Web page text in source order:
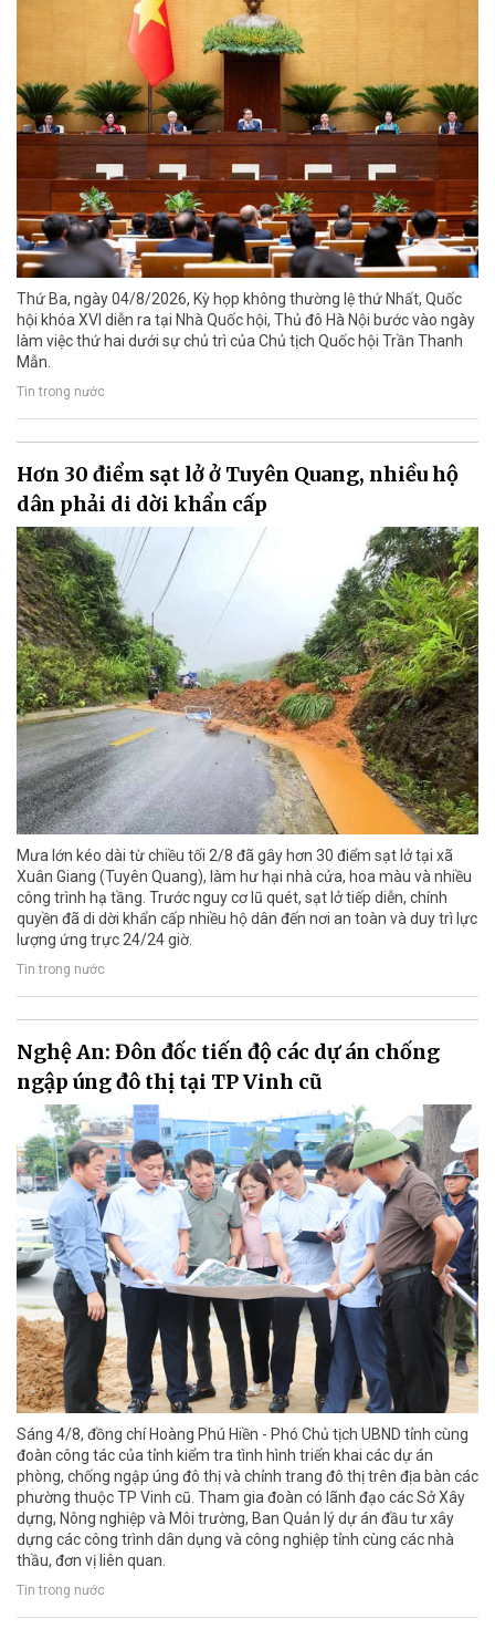
Thứ Ba, ngày 04/8/2026, Kỳ họp không thường lệ thứ Nhất, Quốc
hội khóa XVI diễn ra tại Nhà Quốc hội, Thủ đô Hà Nội bước vào ngày
làm việc thứ hai dưới sự chủ trì của Chủ tịch Quốc hội Trần Thanh
Mẫn.
Tin trong nước
Hơn 30 điểm sạt lở ở Tuyên Quang, nhiều hộ
dân phải di dời khẩn cấp
Mưa lớn kéo dài từ chiều tối 2/8 đã gây hơn 30 điểm sạt lở tại xã
Xuân Giang (Tuyên Quang), làm hư hại nhà cửa, hoa màu và nhiều
công trình hạ tầng. Trước nguy cơ lũ quét, sạt lở tiếp diễn, chính
quyền đã di dời khẩn cấp nhiều hộ dân đến nơi an toàn và duy trì lực
lượng ứng trực 24/24 giờ.
Tin trong nước
Nghệ An: Đôn đốc tiến độ các dự án chống
ngập úng đô thị tại TP Vinh cũ
Sáng 4/8, đồng chí Hoàng Phú Hiền - Phó Chủ tịch UBND tỉnh cùng
đoàn công tác của tỉnh kiểm tra tình hình triển khai các dự án
phòng, chống ngập úng đô thị và chỉnh trang đô thị trên địa bàn các
phường thuộc TP Vinh cũ. Tham gia đoàn có lãnh đạo các Sở Xây
dựng, Nông nghiệp và Môi trường, Ban Quản lý dự án đầu tư xây
dựng các công trình dân dụng và công nghiệp tỉnh cùng các nhà
thầu, đơn vị liên quan.
Tin trong nước